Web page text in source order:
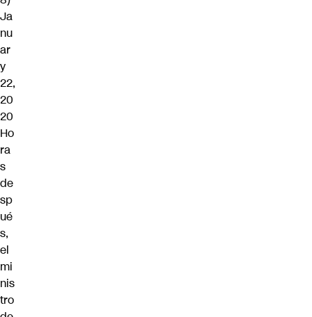
Ja
nu
ar
y
22,
20
20
Ho
ra
s
de
sp
ué
s,
el
mi
nis
tro